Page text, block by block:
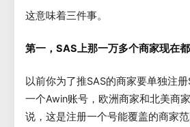
这意味着三件事。
第一，SAS上那一万多个商家现在都
以前你为了推SAS的商家要单独注
一个Awin账号，欧洲商家和北美商
说，这是注册一个号能覆盖的商家